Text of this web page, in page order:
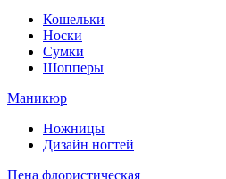
Кошельки
Носки
Сумки
Шопперы
Маникюр
Ножницы
Дизайн ногтей
Пена флористическая